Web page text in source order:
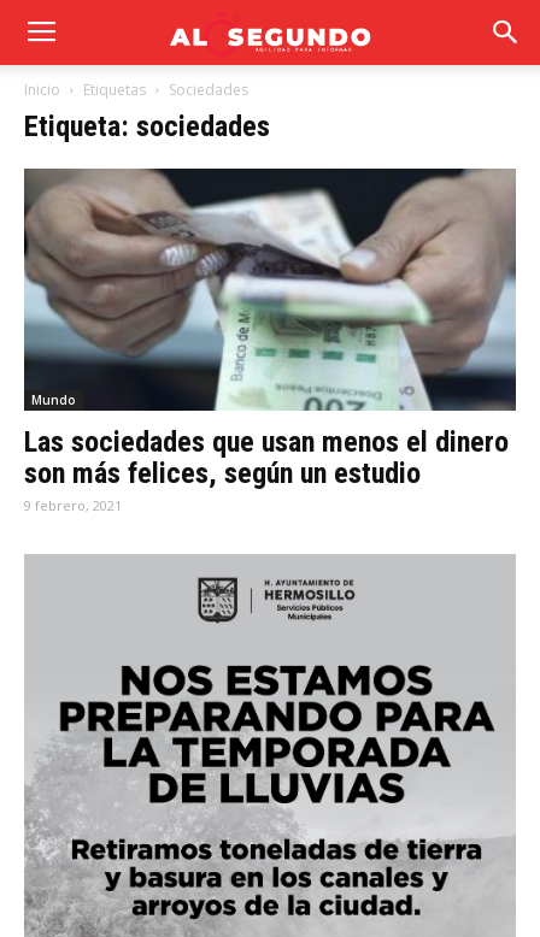
Inicio Etiquetas Sociedades
Etiqueta: sociedades
Mundo
Las sociedades que usan menos el dinero
son más felices, según un estudio
9 febrero, 2021